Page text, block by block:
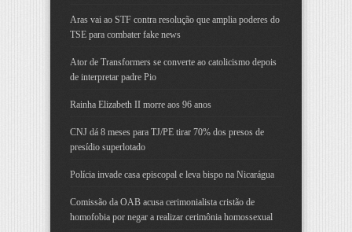
Aras vai ao STF contra resolução que amplia poderes do
TSE para combater fake news
Ator de Transformers se converte ao catolicismo depois
de interpretar padre Pio
Rainha Elizabeth II morre aos 96 anos
CNJ dá 8 meses para TJ/PE tirar 70% dos presos de
presídio superlotado
Polícia invade casa episcopal e leva bispo na Nicarágua
Comissão da OAB acusa cerimonialista cristão de
homofobia por negar a realizar cerimônia homossexual